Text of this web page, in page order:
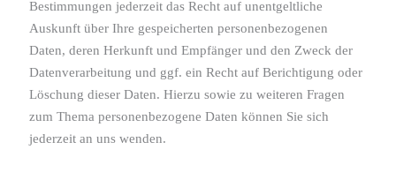
Bestimmungen jederzeit das Recht auf unentgeltliche
Auskunft über Ihre gespeicherten personenbezogenen
Daten, deren Herkunft und Empfänger und den Zweck der
Datenverarbeitung und ggf. ein Recht auf Berichtigung oder
Löschung dieser Daten. Hierzu sowie zu weiteren Fragen
zum Thema personenbezogene Daten können Sie sich
jederzeit an uns wenden.